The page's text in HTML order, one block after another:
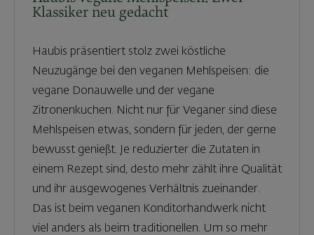
Klassiker neu gedacht
Haubis präsentiert stolz zwei köstliche
Neuzugänge bei den veganen Mehlspeisen: die
vegane Donauwelle und der vegane
Zitronenkuchen. Nicht nur für Veganer sind diese
Mehlspeisen etwas, sondern für jeden, der gerne
bewusst genießt. Je reduzierter die Zutaten in
einem Rezept sind, desto mehr zählt ihre Qualität
und ihr ausgewogenes Verhältnis zueinander.
Das ist beim veganen Konditorhandwerk nicht
viel anders als beim traditionellen. Um so mehr